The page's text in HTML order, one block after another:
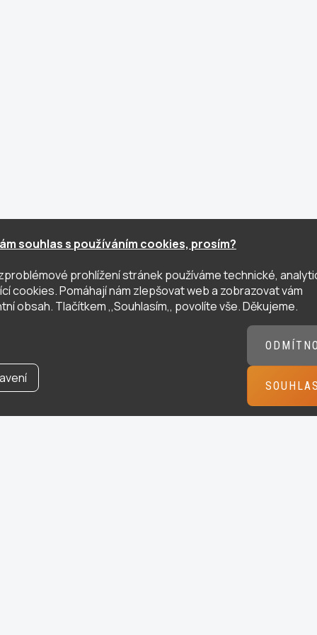
souhlas s používáním cookies, prosím?
prohlížení stránek používáme technické,
cookies. Pomáhají nám zlepšovat web a zobrazovat vám
obsah. Tlačítkem ,,Souhlasím,, povolíte vše. Děkujeme.